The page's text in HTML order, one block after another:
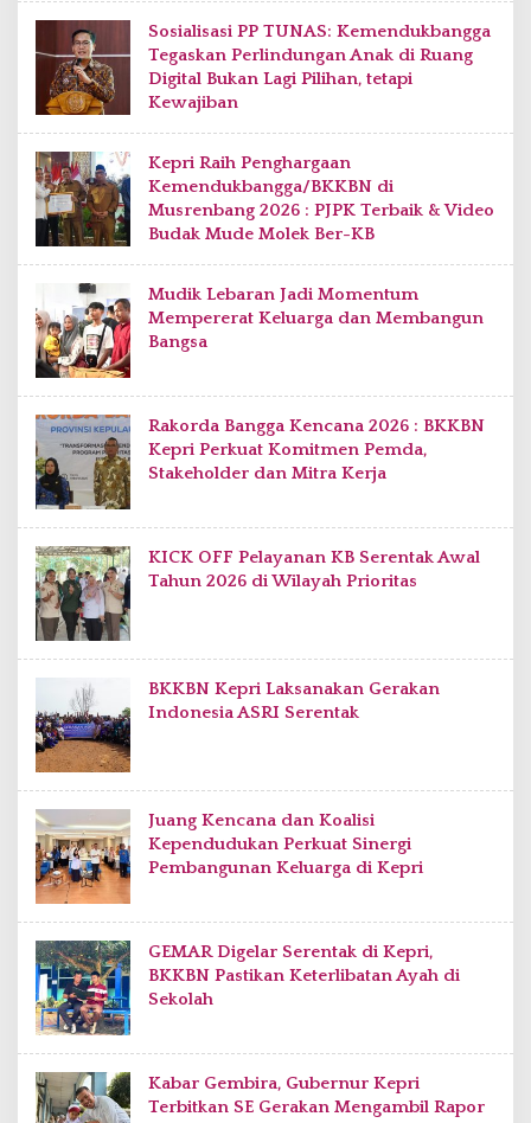
Sosialisasi PP TUNAS: Kemendukbangga
Tegaskan Perlindungan Anak di Ruang
Digital Bukan Lagi Pilihan, tetapi
Kewajiban
Kepri Raih Penghargaan
Kemendukbangga/BKKBN di
Musrenbang 2026 : PJPK Terbaik & Video
Budak Mude Molek Ber-KB
Mudik Lebaran Jadi Momentum
Mempererat Keluarga dan Membangun
Bangsa
Rakorda Bangga Kencana 2026 : BKKBN
Kepri Perkuat Komitmen Pemda,
Stakeholder dan Mitra Kerja
KICK OFF Pelayanan KB Serentak Awal
Tahun 2026 di Wilayah Prioritas
BKKBN Kepri Laksanakan Gerakan
Indonesia ASRI Serentak
Juang Kencana dan Koalisi
Kependudukan Perkuat Sinergi
Pembangunan Keluarga di Kepri
GEMAR Digelar Serentak di Kepri,
BKKBN Pastikan Keterlibatan Ayah di
Sekolah
Kabar Gembira, Gubernur Kepri
Terbitkan SE Gerakan Mengambil Rapor